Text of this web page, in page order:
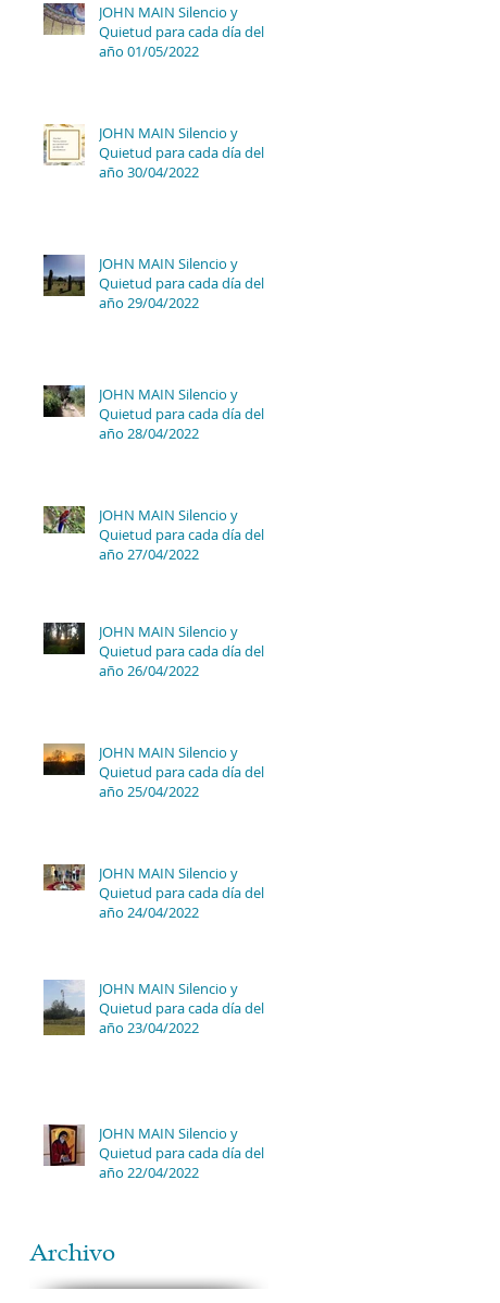
JOHN MAIN Silencio y
Quietud para cada día del
año 01/05/2022
JOHN MAIN Silencio y
Quietud para cada día del
año 30/04/2022
JOHN MAIN Silencio y
Quietud para cada día del
año 29/04/2022
JOHN MAIN Silencio y
Quietud para cada día del
año 28/04/2022
JOHN MAIN Silencio y
Quietud para cada día del
año 27/04/2022
JOHN MAIN Silencio y
Quietud para cada día del
año 26/04/2022
JOHN MAIN Silencio y
Quietud para cada día del
año 25/04/2022
JOHN MAIN Silencio y
Quietud para cada día del
año 24/04/2022
JOHN MAIN Silencio y
Quietud para cada día del
año 23/04/2022
JOHN MAIN Silencio y
Quietud para cada día del
año 22/04/2022
Archivo